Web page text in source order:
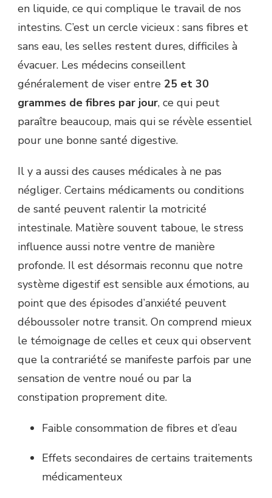
en liquide, ce qui complique le travail de nos
intestins. C’est un cercle vicieux : sans fibres et
sans eau, les selles restent dures, difficiles à
évacuer. Les médecins conseillent
généralement de viser entre 25 et 30
grammes de fibres par jour, ce qui peut
paraître beaucoup, mais qui se révèle essentiel
pour une bonne santé digestive.
Il y a aussi des causes médicales à ne pas
négliger. Certains médicaments ou conditions
de santé peuvent ralentir la motricité
intestinale. Matière souvent taboue, le stress
influence aussi notre ventre de manière
profonde. Il est désormais reconnu que notre
système digestif est sensible aux émotions, au
point que des épisodes d’anxiété peuvent
déboussoler notre transit. On comprend mieux
le témoignage de celles et ceux qui observent
que la contrariété se manifeste parfois par une
sensation de ventre noué ou par la
constipation proprement dite.
Faible consommation de fibres et d’eau
Effets secondaires de certains traitements
médicamenteux